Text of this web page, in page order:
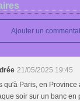
Ajouter un
21/05/2025 19:45
qu'à Paris, en
soir sur un banc en